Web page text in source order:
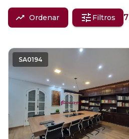
Ordenar Filtros 7
SA0194